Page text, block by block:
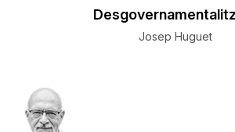
Josep Huguet